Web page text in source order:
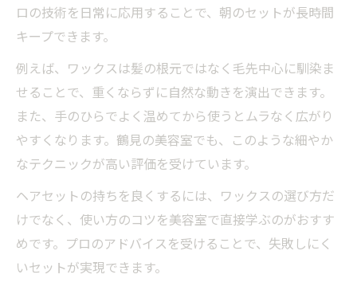
基本
美容室のプロが語る川崎流ワックススタイ
リング法
美容室による川崎髪質改善とワックス活用
術
美容室発ワックスで川崎メンズにもおすす
めの方法
美容室で学ぶ川崎のワックス失敗しないコ
ツ
鶴見の美容室で叶うメンズスタイリング術
美容室流メンズワックスの選び方と使い方
ロの技術を日常に応用することで、朝のセットが長時間
キープできます。
例えば、ワックスは髪の根元ではなく毛先中心に馴染ま
せることで、重くならずに自然な動きを演出できます。
また、手のひらでよく温めてから使うとムラなく広がり
やすくなります。鶴見の美容室でも、このような細やか
なテクニックが高い評価を受けています。
ヘアセットの持ちを良くするには、ワックスの選び方だ
けでなく、使い方のコツを美容室で直接学ぶのがおすす
めです。プロのアドバイスを受けることで、失敗しにく
いセットが実現できます。